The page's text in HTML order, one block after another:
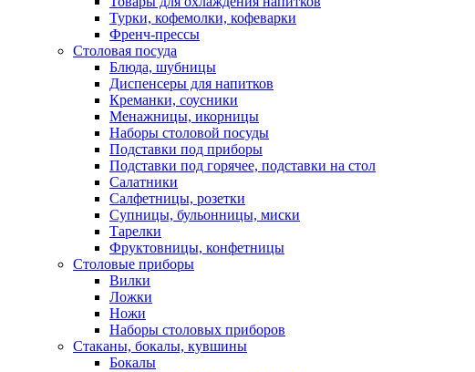
Турки, кофемолки, кофеварки
Френч-прессы
Столовая посуда
Блюда, шубницы
Диспенсеры для напитков
Креманки, соусники
Менажницы, икорницы
Наборы столовой посуды
Подставки под приборы
Подставки под горячее, подставки на стол
Салатники
Салфетницы, розетки
Супницы, бульонницы, миски
Тарелки
Фруктовницы, конфетницы
Столовые приборы
Вилки
Ложки
Ножи
Наборы столовых приборов
Стаканы, бокалы, кувшины
Бокалы